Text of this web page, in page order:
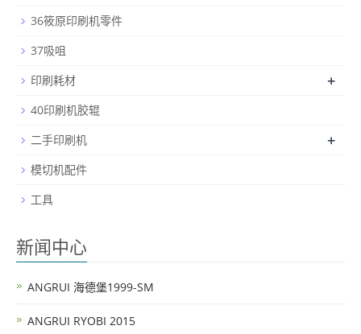
36筱原印刷机零件
37吸咀
印刷耗材
+
40印刷机胶辊
二手印刷机
+
模切机配件
工具
新闻中心
ANGRUI 海德堡1999-SM
ANGRUI RYOBI 2015